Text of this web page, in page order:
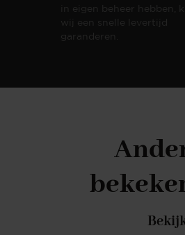
in eigen beheer hebben,
wij een snelle levertijd
garanderen.